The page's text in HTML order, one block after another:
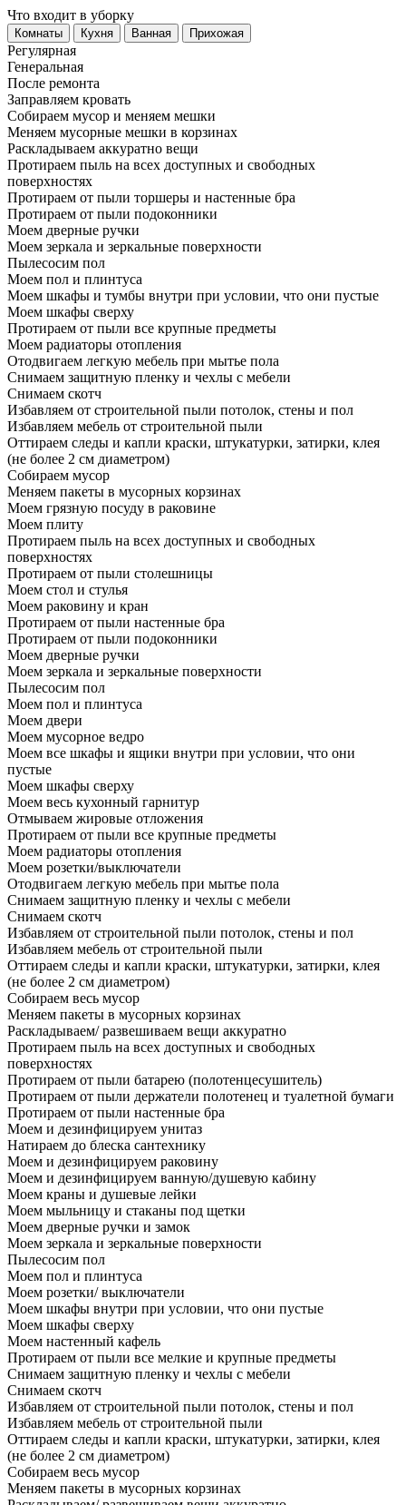
Что входит в уборку
Регу­лярная
Гене­ральная
После ремонта
Заправляем кровать
Собираем мусор и меняем мешки
Меняем мусорные мешки в корзинах
Раскладываем аккуратно вещи
Протираем пыль на всех доступных и свободных
поверхностях
Протираем от пыли торшеры и настенные бра
Протираем от пыли подоконники
Моем дверные ручки
Моем зеркала и зеркальные поверхности
Пылесосим пол
Моем пол и плинтуса
Моем шкафы и тумбы внутри при условии, что они пустые
Моем шкафы сверху
Протираем от пыли все крупные предметы
Моем радиаторы отопления
Отодвигаем легкую мебель при мытье пола
Снимаем защитную пленку и чехлы с мебели
Снимаем скотч
Избавляем от строительной пыли потолок, стены и пол
Избавляем мебель от строительной пыли
Оттираем следы и капли краски, штукатурки, затирки, клея
(не более 2 см диаметром)
Собираем мусор
Меняем пакеты в мусорных корзинах
Моем грязную посуду в раковине
Моем плиту
Протираем пыль на всех доступных и свободных
поверхностях
Протираем от пыли столешницы
Моем стол и стулья
Моем раковину и кран
Протираем от пыли настенные бра
Протираем от пыли подоконники
Моем дверные ручки
Моем зеркала и зеркальные поверхности
Пылесосим пол
Моем пол и плинтуса
Моем двери
Моем мусорное ведро
Моем все шкафы и ящики внутри при условии, что они
пустые
Моем шкафы сверху
Моем весь кухонный гарнитур
Отмываем жировые отложения
Протираем от пыли все крупные предметы
Моем радиаторы отопления
Моем розетки/выключатели
Отодвигаем легкую мебель при мытье пола
Снимаем защитную пленку и чехлы с мебели
Снимаем скотч
Избавляем от строительной пыли потолок, стены и пол
Избавляем мебель от строительной пыли
Оттираем следы и капли краски, штукатурки, затирки, клея
(не более 2 см диаметром)
Собираем весь мусор
Меняем пакеты в мусорных корзинах
Раскладываем/ развешиваем вещи аккуратно
Протираем пыль на всех доступных и свободных
поверхностях
Протираем от пыли батарею (полотенцесушитель)
Протираем от пыли держатели полотенец и туалетной бумаги
Протираем от пыли настенные бра
Моем и дезинфицируем унитаз
Натираем до блеска сантехнику
Моем и дезинфицируем раковину
Моем и дезинфицируем ванную/душевую кабину
Моем краны и душевые лейки
Моем мыльницу и стаканы под щетки
Моем дверные ручки и замок
Моем зеркала и зеркальные поверхности
Пылесосим пол
Моем пол и плинтуса
Моем розетки/ выключатели
Моем шкафы внутри при условии, что они пустые
Моем шкафы сверху
Моем настенный кафель
Протираем от пыли все мелкие и крупные предметы
Снимаем защитную пленку и чехлы с мебели
Снимаем скотч
Избавляем от строительной пыли потолок, стены и пол
Избавляем мебель от строительной пыли
Оттираем следы и капли краски, штукатурки, затирки, клея
(не более 2 см диаметром)
Собираем весь мусор
Меняем пакеты в мусорных корзинах